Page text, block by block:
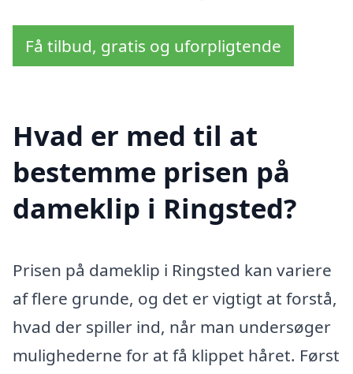
Få tilbud, gratis og uforpligtende
Hvad er med til at
bestemme prisen på
dameklip i Ringsted?
Prisen på dameklip i Ringsted kan variere
af flere grunde, og det er vigtigt at forstå,
hvad der spiller ind, når man undersøger
mulighederne for at få klippet håret. Først